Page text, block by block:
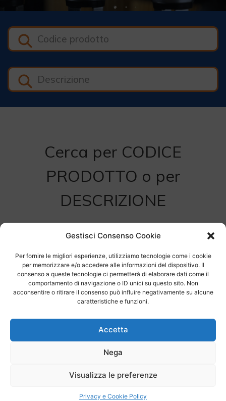
Gestisci Consenso Cookie
Per fornire le migliori esperienze, utilizziamo tecnologie come i cookie
per memorizzare e/o accedere alle informazioni del dispositivo. Il
consenso a queste tecnologie ci permetterà di elaborare dati come il
comportamento di navigazione o ID unici su questo sito. Non
acconsentire o ritirare il consenso può influire negativamente su alcune
caratteristiche e funzioni.
Accetta
Nega
Visualizza le preferenze
Privacy e Cookie Policy
Cerca per CODICE
PRODOTTO o per
DESCRIZIONE
Via Principe Di Udine 144